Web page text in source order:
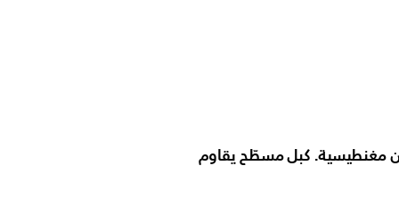
مغنطيسية. كبل مسطّح يقاوم